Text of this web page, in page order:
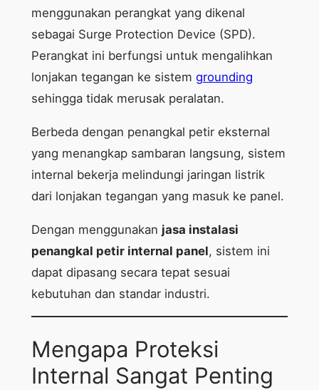
menggunakan perangkat yang dikenal
sebagai Surge Protection Device (SPD).
Perangkat ini berfungsi untuk mengalihkan
lonjakan tegangan ke sistem grounding
sehingga tidak merusak peralatan.
Berbeda dengan penangkal petir eksternal
yang menangkap sambaran langsung, sistem
internal bekerja melindungi jaringan listrik
dari lonjakan tegangan yang masuk ke panel.
Dengan menggunakan jasa instalasi
penangkal petir internal panel, sistem ini
dapat dipasang secara tepat sesuai
kebutuhan dan standar industri.
Mengapa Proteksi
Internal Sangat Penting